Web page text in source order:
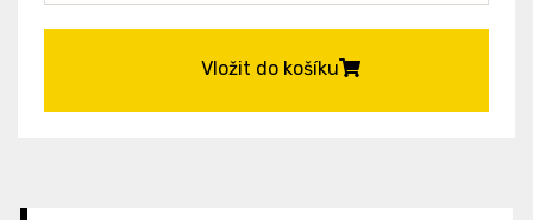
Vložit do košíku